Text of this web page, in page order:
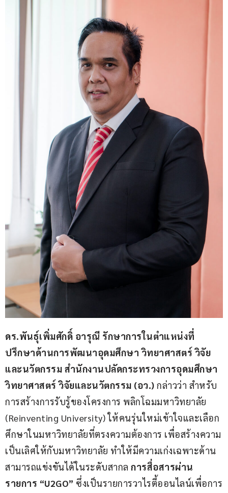
ดร.พันธุ์เพิ่มศักดิ์ อารุณี รักษาการในตำแหน่งที่
ปรึกษาด้านการพัฒนาอุดมศึกษา วิทยาศาสตร์ วิจัย
และนวัตกรรม สำนักงานปลัดกระทรวงการอุดมศึกษา
วิทยาศาสตร์ วิจัยและนวัตกรรม (อว.) กล่าวว่า สำหรับ
การสร้างการรับรู้ของโครงการ พลิกโฉมมหาวิทยาลัย
(Reinventing University) ให้คนรุ่นใหม่เข้าใจและเลือก
ศึกษาในมหาวิทยาลัยที่ตรงความต้องการ เพื่อสร้างความ
เป็นเลิศให้กับมหาวิทยาลัย ทำให้มีความเก่งเฉพาะด้าน
สามารถแข่งขันได้ในระดับสากล การสื่อสารผ่าน
รายการ “U2GO” ซึ่งเป็นรายการวาไรตี้ออนไลน์เพื่อการ